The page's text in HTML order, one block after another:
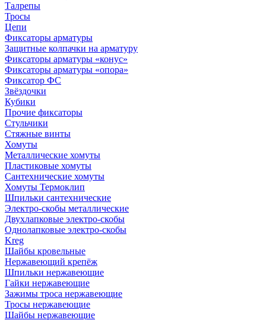
Талрепы
Тросы
Цепи
Фиксаторы арматуры
Защитные колпачки на арматуру
Фиксаторы арматуры «конус»
Фиксаторы арматуры «опора»
Фиксатор ФС
Звёздочки
Кубики
Прочие фиксаторы
Стульчики
Стяжные винты
Хомуты
Металлические хомуты
Пластиковые хомуты
Сантехнические хомуты
Хомуты Термоклип
Шпильки сантехнические
Электро-скобы металлические
Двухлапковые электро-скобы
Однолапковые электро-скобы
Kreg
Шайбы кровельные
Нержавеющий крепёж
Шпильки нержавеющие
Гайки нержавеющие
Зажимы троса нержавеющие
Тросы нержавеющие
Шайбы нержавеющие